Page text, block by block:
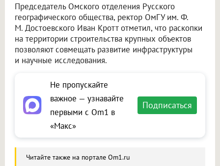
Председатель Омского отделения Русского
географического общества, ректор ОмГУ им. Ф.
М. Достоевского Иван Кротт отметил, что раскопки
на территории строительства крупных объектов
позволяют совмещать развитие инфраструктуры
и научные исследования.
Не пропускайте
важное — узнавайте
первыми с Om1 в
«Макс»
Подписаться
Читайте также на портале Om1.ru